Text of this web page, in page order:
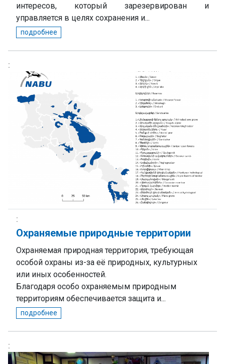
интересов, который зарезервирован и
управляется в целях сохранения и...
подробнее
Охраняемые природные территории
Охраняемая природная территория, требующая
особой охраны из-за её природных, культурных
или иных особенностей.
Благодаря особо охраняемым природным
территориям обеспечивается защита и...
подробнее